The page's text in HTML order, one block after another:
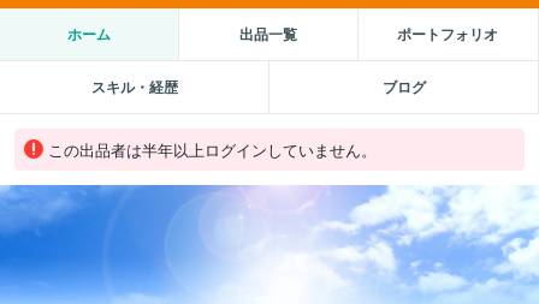
ホーム 出品一覧 ポートフォリオ
スキル・経歴 ブログ
この出品者は半年以上ログインしていません。